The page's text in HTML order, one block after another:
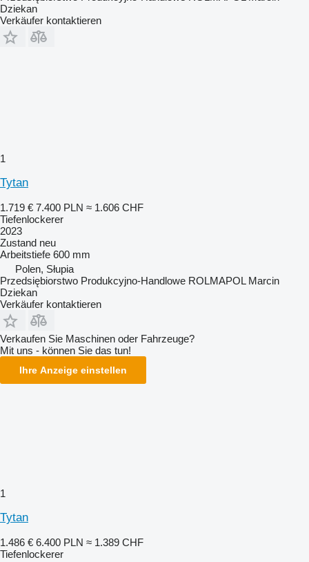
Dziekan
Verkäufer kontaktieren
1
Tytan
1.719 € 7.400 PLN ≈ 1.606 CHF
Tiefenlockerer
2023
Zustand neu
Arbeitstiefe 600 mm
Polen, Słupia
Przedsiębiorstwo Produkcyjno-Handlowe ROLMAPOL Marcin
Dziekan
Verkäufer kontaktieren
Verkaufen Sie Maschinen oder Fahrzeuge?
Mit uns - können Sie das tun!
Ihre Anzeige einstellen
1
Tytan
1.486 € 6.400 PLN ≈ 1.389 CHF
Tiefenlockerer